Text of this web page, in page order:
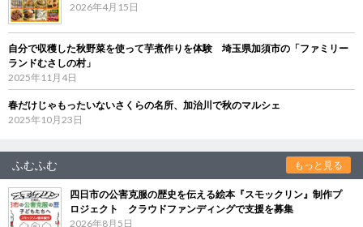
2026年4月15日
自分で収穫した秋野菜を使って芋煮作りを体験 埼玉県加須市の「ファミリー
ランドむさしの村」
2025年11月4日
春だけじゃもったいないさくらの名所、加治川で秋のマルシェ
2025年10月23日
ふむふむ もっと見る
四日市の公害克服の歴史を伝える絵本『スモックリン』制作プ
ロジェクト クラウドファンディングで支援を募集
2026年8月5日